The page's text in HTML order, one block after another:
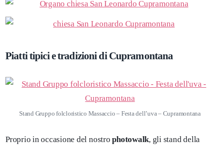
Piatti tipici e tradizioni di Cupramontana
Stand Gruppo folcloristico Massaccio – Festa dell’uva – Cupramontana
Proprio in occasione del nostrophotowalk, gli stand della